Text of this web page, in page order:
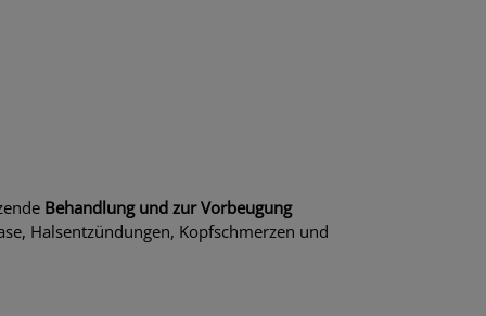
Behandlung und zur Vorbeugung
Halsentzündungen, Kopfschmerzen und